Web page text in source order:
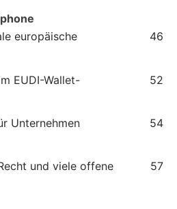
europäische
46
EUDI-Wallet-
52
Unternehmen
54
und viele offene
57